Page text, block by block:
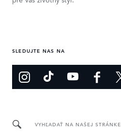
SLEDUJTE NAS NA
VYHĽADAŤ NA NAŠEJ STRÁNKE